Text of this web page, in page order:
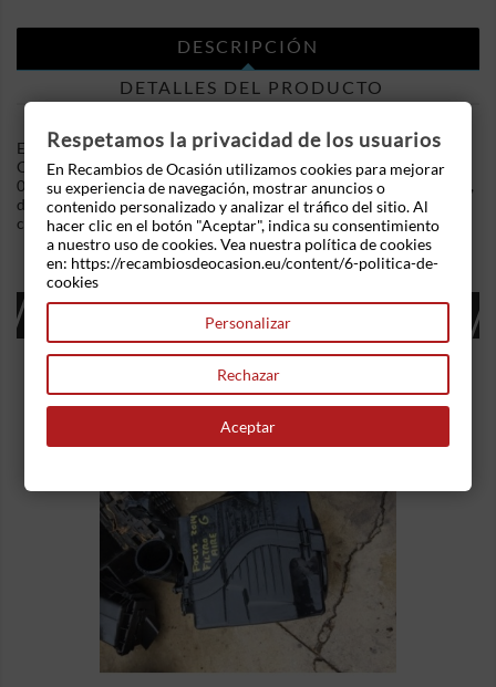
DESCRIPCIÓN
DETALLES DEL PRODUCTO
En Recambios de Ocasion disponemos de Faro izquierdo Opel
Corsa B (1993-2000) 1.2i (45 cv) .Referencia Interna:
09050753263591 - Ref: 085132. Tiene una patilla rota. Ademas,
disponemos de mas recambios, si tiene cualquier duda
consultenos.
16 OTROS PRODUCTOS EN LA MISMA
CATEGORÍA:
Respetamos la privacidad de los usuarios
En Recambios de Ocasión utilizamos cookies para mejorar
su experiencia de navegación, mostrar anuncios o
contenido personalizado y analizar el tráfico del sitio. Al
hacer clic en el botón "Aceptar", indica su consentimiento
a nuestro uso de cookies. Vea nuestra política de cookies
en: https://recambiosdeocasion.eu/content/6-politica-de-
cookies
Personalizar
Rechazar
Aceptar